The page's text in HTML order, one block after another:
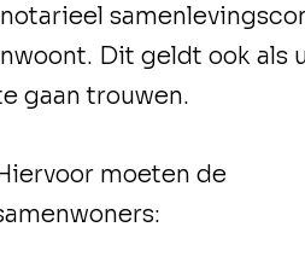
Dit geldt ook als
gaan trouwen.
moeten de